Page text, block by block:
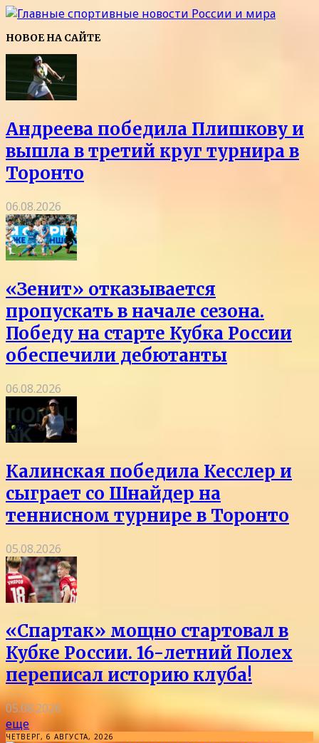
НОВОЕ НА САЙТЕ
Андреева победила Плишкову и
вышла в третий круг турнира в
Торонто
06.08.2026
«Зенит» отказывается
пропускать в начале сезона.
Победу на старте Кубка России
обеспечили дебютанты
06.08.2026
Калинская победила Кесслер и
сыграет со Шнайдер на
теннисном турнире в Торонто
05.08.2026
«Спартак» мощно стартовал в
Кубке России. 16-летний Полех
переписал историю клуба!
05.08.2026
еще
ЧЕТВЕРГ, 6 АВГУСТА, 2026